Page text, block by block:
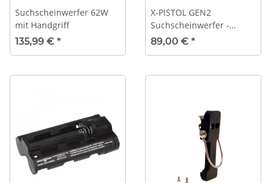
Suchscheinwerfer 62W
mit Handgriff
135,99 € *
X-PISTOL GEN2
Suchscheinwerfer -
wiederaufladbar -
89,00 € *